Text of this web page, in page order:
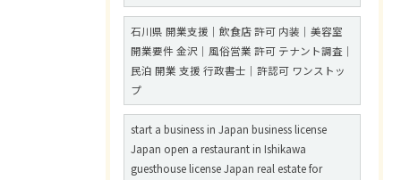
石川県 開業支援｜飲食店 許可 内装｜美容室
開業要件 金沢｜風俗営業 許可 テナント調査｜
民泊 開業 支援 行政書士｜許認可 ワンストッ
プ
start a business in Japan business license
Japan open a restaurant in Ishikawa
guesthouse license Japan real estate for